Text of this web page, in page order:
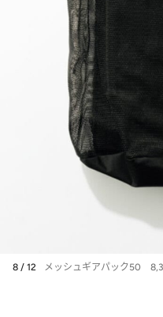
8 / 12 メッシュギアパック50